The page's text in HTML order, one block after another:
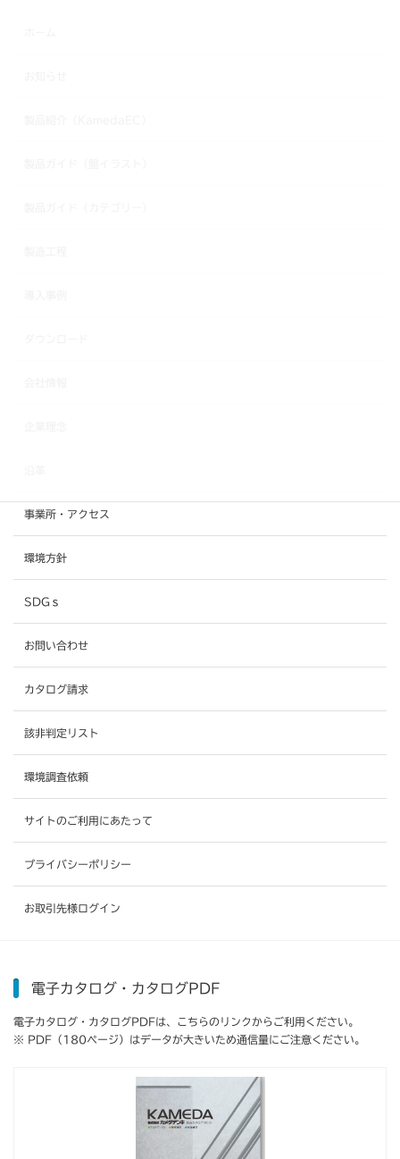
事業所・アクセス
環境方針
SDGｓ
お問い合わせ
カタログ請求
該非判定リスト
環境調査依頼
サイトのご利用にあたって
プライバシーポリシー
お取引先様ログイン
電子カタログ・カタログPDF
電子カタログ・カタログPDFは、こちらのリンクからご利用ください。
※ PDF（180ページ）はデータが大きいため通信量にご注意ください。